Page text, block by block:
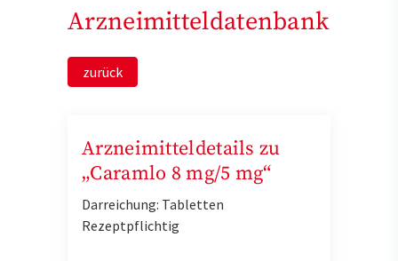
Arzneimitteldatenbank
zurück
Arzneimitteldetails zu
„Caramlo 8 mg/5 mg“
Darreichung: Tabletten
Rezeptpflichtig